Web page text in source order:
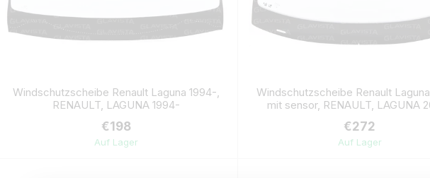
Windschutzscheibe Renault Laguna 1994-,
RENAULT, LAGUNA 1994-
€198
Auf Lager
Windschutzscheibe Renault
mit sensor, RENAULT, LAGUNA
€272
Auf Lager